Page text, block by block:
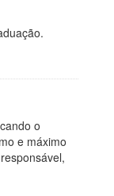
o
e máximo